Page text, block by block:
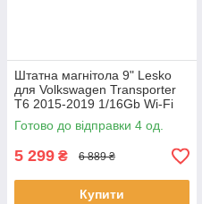
Штатна магнітола 9" Lesko
для Volkswagen Transporter
T6 2015-2019 1/16Gb Wi-Fi
GPS Base Вольксваген 4 шт.
Готово до відправки 4 од.
5 299 ₴ 6 889 ₴
Купити